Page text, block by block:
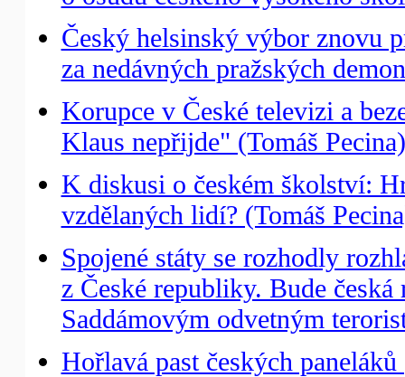
Český helsinský výbor znovu
za nedávných pražských
Korupce v České televizi a
Klaus nepřijde" (Tomáš Pecina)
K diskusi o českém školství:
vzdělaných lidí? (Tomáš
Spojené státy se rozhodly
z České republiky. Bude
Saddámovým odvetným
Hořlavá past českých